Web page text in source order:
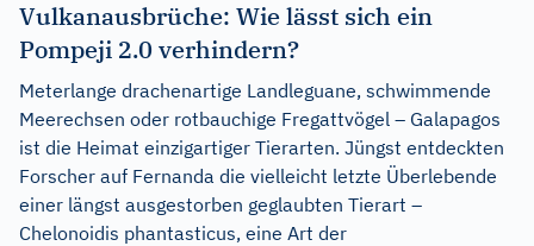
Vulkanausbrüche: Wie lässt sich ein
Pompeji 2.0 verhindern?
Meterlange drachenartige Landleguane, schwimmende
Meerechsen oder rotbauchige Fregattvögel – Galapagos
ist die Heimat einzigartiger Tierarten. Jüngst entdeckten
Forscher auf Fernanda die vielleicht letzte Überlebende
einer längst ausgestorben geglaubten Tierart –
Chelonoidis phantasticus, eine Art der